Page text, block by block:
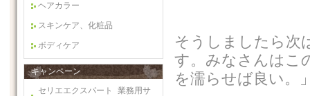
ヘアカラー
スキンケア、化粧品
ボディケア
キャンペーン
セリエエクスパート 業務用サ
そうしましたら次
す。みなさんはこ
を濡らせば良い。